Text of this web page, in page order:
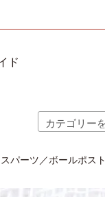
ド
パーツ／ボールポスト